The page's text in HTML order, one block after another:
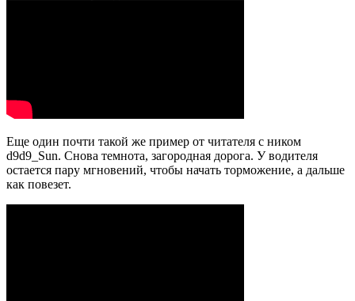
Еще один почти такой же пример от читателя с ником
d9d9_Sun. Снова темнота, загородная дорога. У водителя
остается пару мгновений, чтобы начать торможение, а дальше
как повезет.